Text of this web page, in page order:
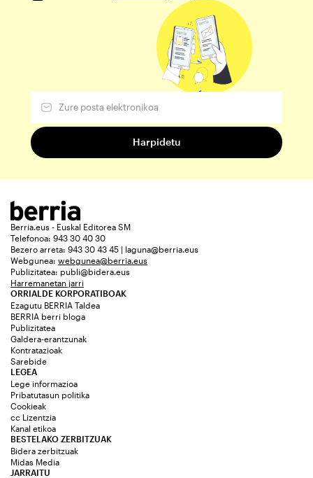
Berria.eus - Euskal Editorea SM
Telefonoa: 943 30 40 30
Bezero arreta: 943 30 43 45 | laguna@berria.eus
Webgunea: webgunea@berria.eus
Publizitatea: publi@bidera.eus
Harremanetan jarri
ORRIALDE KORPORATIBOAK
Ezagutu BERRIA Taldea
BERRIA berri bloga
Publizitatea
Galdera-erantzunak
Kontratazioak
Sarebide
JARRAITU
LEGEA
Lege informazioa
Pribatutasun politika
Cookieak
cc Lizentzia
Kanal etikoa
BESTELAKO ZERBITZUAK
Bidera zerbitzuak
Midas Media